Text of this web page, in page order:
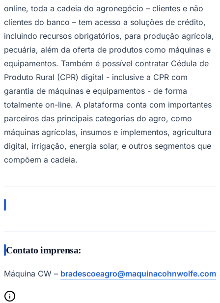
online, toda a cadeia do agronegócio – clientes e não
clientes do banco – tem acesso a soluções de crédito,
incluindo recursos obrigatórios, para produção agrícola,
pecuária, além da oferta de produtos como máquinas e
equipamentos. Também é possível contratar Cédula de
Produto Rural (CPR) digital - inclusive a CPR com
garantia de máquinas e equipamentos - de forma
totalmente on-line. A plataforma conta com importantes
parceiros das principais categorias do agro, como
máquinas agrícolas, insumos e implementos, agricultura
digital, irrigação, energia solar, e outros segmentos que
compõem a cadeia.
Contato imprensa:
Máquina CW – bradescoeagro@maquinacohnwolfe.com